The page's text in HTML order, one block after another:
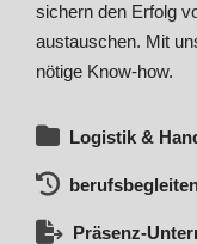
sichern den Erfolg
austauschen. Mit
nötige Know-how.
Logistik &
Präsenz-